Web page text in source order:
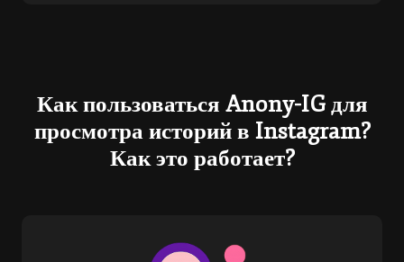
Как пользоваться Anony-IG для
просмотра историй в Instagram?
Как это работает?